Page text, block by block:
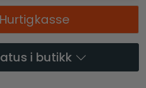
Hurtigkasse
i butikk